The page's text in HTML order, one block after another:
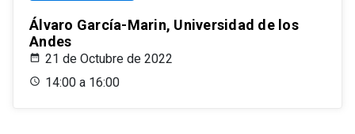
Álvaro García-Marin, Universidad de los
Andes
21 de Octubre de 2022
14:00 a 16:00